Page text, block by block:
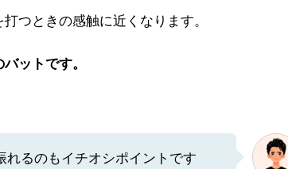
つときの感触に近くなります。
ットです。
るのもイチオシポイントです